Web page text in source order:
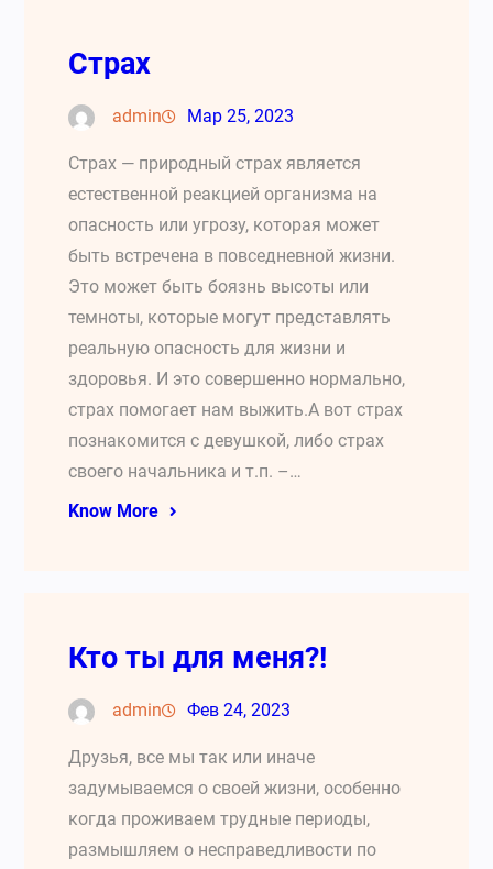
Страх
admin Мар 25, 2023
Страх — природный страх является
естественной реакцией организма на
опасность или угрозу, которая может
быть встречена в повседневной жизни.
Это может быть боязнь высоты или
темноты, которые могут представлять
реальную опасность для жизни и
здоровья. И это совершенно нормально,
страх помогает нам выжить.А вот страх
познакомится с девушкой, либо страх
своего начальника и т.п. –…
Know More
Кто ты для меня?!
admin Фев 24, 2023
Друзья, все мы так или иначе
задумываемся о своей жизни, особенно
когда проживаем трудные периоды,
размышляем о несправедливости по